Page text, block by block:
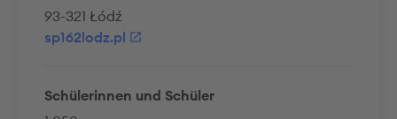
93-321 Łódź
sp162lodz.pl
Schülerinnen und Schüler